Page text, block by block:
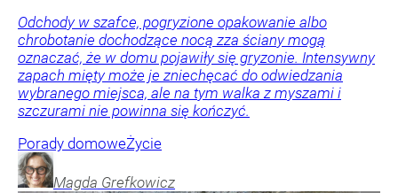
Odchody w szafce, pogryzione opakowanie albo
chrobotanie dochodzące nocą zza ściany mogą
oznaczać, że w domu pojawiły się gryzonie. Intensywny
zapach mięty może je zniechęcać do odwiedzania
wybranego miejsca, ale na tym walka z myszami i
szczurami nie powinna się kończyć.
Porady domoweŻycie
Magda Grefkowicz